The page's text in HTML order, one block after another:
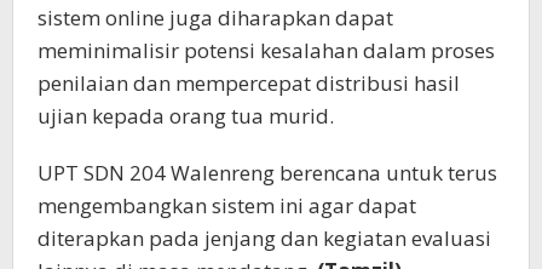
sistem online juga diharapkan dapat
meminimalisir potensi kesalahan dalam proses
penilaian dan mempercepat distribusi hasil
ujian kepada orang tua murid.
UPT SDN 204 Walenreng berencana untuk terus
mengembangkan sistem ini agar dapat
diterapkan pada jenjang dan kegiatan evaluasi